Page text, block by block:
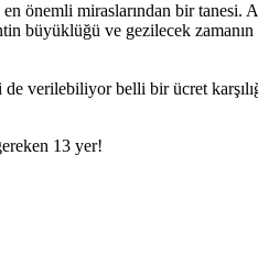
önemli miraslarından bir
büyüklüğü ve gezilecek
verilebiliyor belli bir ücret
13 yer!